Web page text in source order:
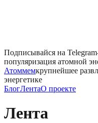
Подписывайся на
популяризация атомной
Атоммемкрупнейшее
энергетике
БлогЛентаО проекте
Лента